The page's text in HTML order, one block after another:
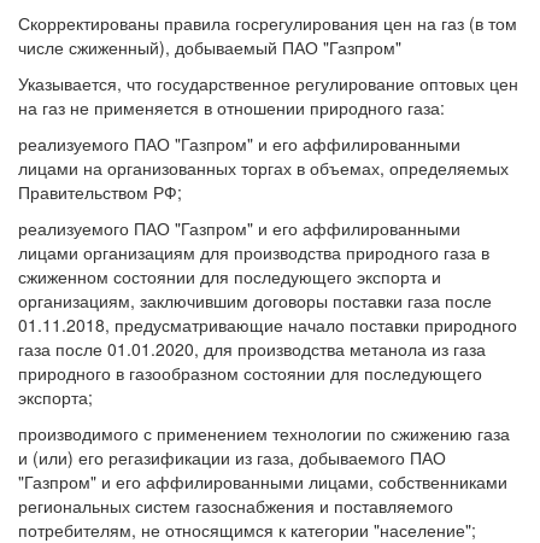
Скорректированы правила госрегулирования цен на газ (в том
числе сжиженный), добываемый ПАО "Газпром"
Указывается, что государственное регулирование оптовых цен
на газ не применяется в отношении природного газа:
реализуемого ПАО "Газпром" и его аффилированными
лицами на организованных торгах в объемах, определяемых
Правительством РФ;
реализуемого ПАО "Газпром" и его аффилированными
лицами организациям для производства природного газа в
сжиженном состоянии для последующего экспорта и
организациям, заключившим договоры поставки газа после
01.11.2018, предусматривающие начало поставки природного
газа после 01.01.2020, для производства метанола из газа
природного в газообразном состоянии для последующего
экспорта;
производимого с применением технологии по сжижению газа
и (или) его регазификации из газа, добываемого ПАО
"Газпром" и его аффилированными лицами, собственниками
региональных систем газоснабжения и поставляемого
потребителям, не относящимся к категории "население";